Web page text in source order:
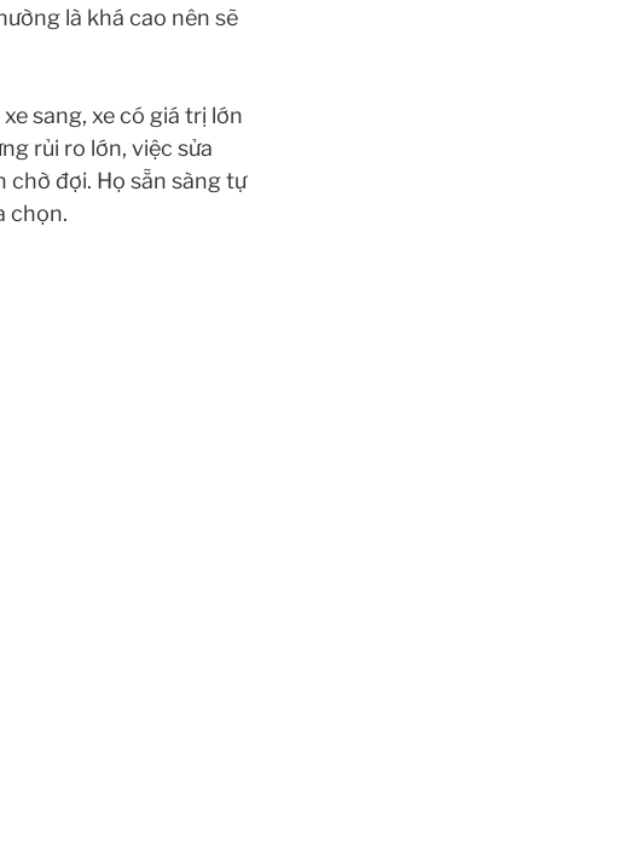
là khá cao nên sẽ
sang, xe có giá trị lớn
rủi ro lớn, việc sửa
chờ đợi. Họ sẵn sàng tự
chọn.